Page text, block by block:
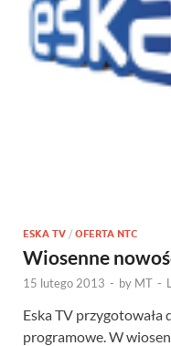
ESKA TV / OFERTA NTC
Wiosenne
15 lutego 2013 - by MT -
Eska TV
programowe. W